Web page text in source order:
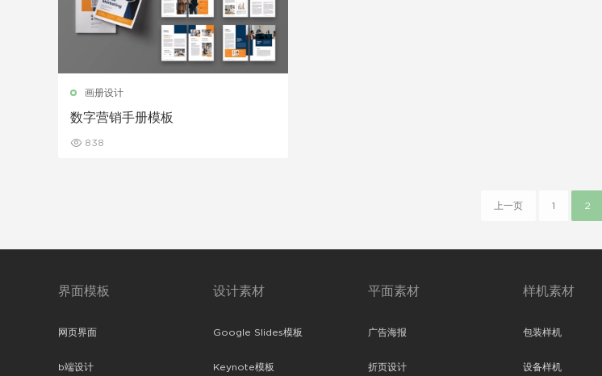
画册设计
数字营销手册模板
838
上一页 1 2
界面模板
网页界面
b端设计
设计素材
Google Slides模板
Keynote模板
平面素材
广告海报
折页设计
样机素材
包装样机
设备样机